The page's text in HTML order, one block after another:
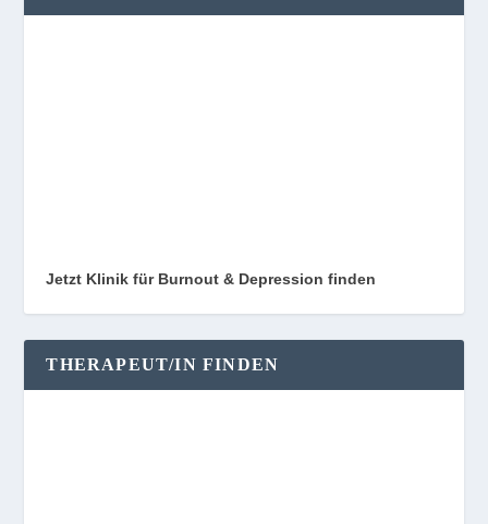
Jetzt Klinik für Burnout & Depression finden
THERAPEUT/IN FINDEN